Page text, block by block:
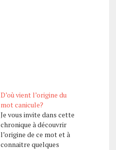
D’où vient l’origine du
mot canicule?
Je vous invite dans cette
chronique à découvrir
l’origine de ce mot et à
connaitre quelques